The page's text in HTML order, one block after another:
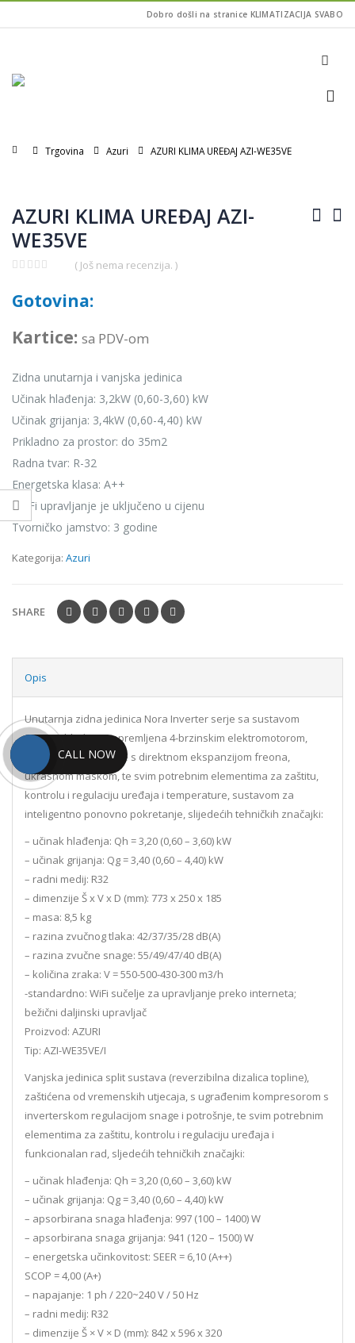
Dobro došli na stranice KLIMATIZACIJA SVABO
Home
Trgovina Azuri AZURI KLIMA UREĐAJ AZI-WE35VE
AZURI KLIMA UREĐAJ AZI-
WE35VE
of
5
( Još nema recenzija. )
Gotovina:
Kartice: sa PDV-om
Zidna unutarnja i vanjska jedinica
Učinak hlađenja: 3,2kW (0,60-3,60) kW
Učinak grijanja: 3,4kW (0,60-4,40) kW
Prikladno za prostor: do 35m2
Radna tvar: R-32
Energetska klasa: A++
Wi-Fi upravljanje je uključeno u cijenu
Tvorničko jamstvo: 3 godine
Kategorija: Azuri
SHARE
Opis
Unutarnja zidna jedinica Nora Inverter serje sa sustavom
grijanja/hlađenja, opremljena 4-brzinskim elektromotorom,
izmjenjivačem topline s direktnom ekspanzijom freona,
ukrasnom maskom, te svim potrebnim elementima za zaštitu,
kontrolu i regulaciju uređaja i temperature, sustavom za
inteligentno ponovno pokretanje, slijedećih tehničkih značajki:
– učinak hlađenja: Qh = 3,20 (0,60 – 3,60) kW
– učinak grijanja: Qg = 3,40 (0,60 – 4,40) kW
– radni medij: R32
– dimenzije Š x V x D (mm): 773 x 250 x 185
– masa: 8,5 kg
– razina zvučnog tlaka: 42/37/35/28 dB(A)
– razina zvučne snage: 55/49/47/40 dB(A)
– količina zraka: V = 550-500-430-300 m3/h
-standardno: WiFi sučelje za upravljanje preko interneta;
bežični daljinski upravljač
Proizvod: AZURI
Tip: AZI-WE35VE/I
Vanjska jedinica split sustava (reverzibilna dizalica topline),
zaštićena od vremenskih utjecaja, s ugrađenim kompresorom s
inverterskom regulacijom snage i potrošnje, te svim potrebnim
elementima za zaštitu, kontrolu i regulaciju uređaja i
funkcionalan rad, sljedećih tehničkih značajki:
– učinak hlađenja: Qh = 3,20 (0,60 – 3,60) kW
– učinak grijanja: Qg = 3,40 (0,60 – 4,40) kW
– apsorbirana snaga hlađenja: 997 (100 – 1400) W
– apsorbirana snaga grijanja: 941 (120 – 1500) W
– energetska učinkovitost: SEER = 6,10 (A++)
SCOP = 4,00 (A+)
– napajanje: 1 ph / 220~240 V / 50 Hz
– radni medij: R32
– dimenzije Š × V × D (mm): 842 x 596 x 320
CALL NOW